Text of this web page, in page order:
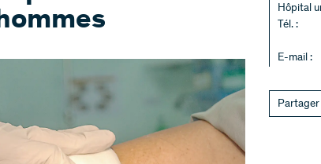
Hôpital
Tél. :
E-mail :
Partager